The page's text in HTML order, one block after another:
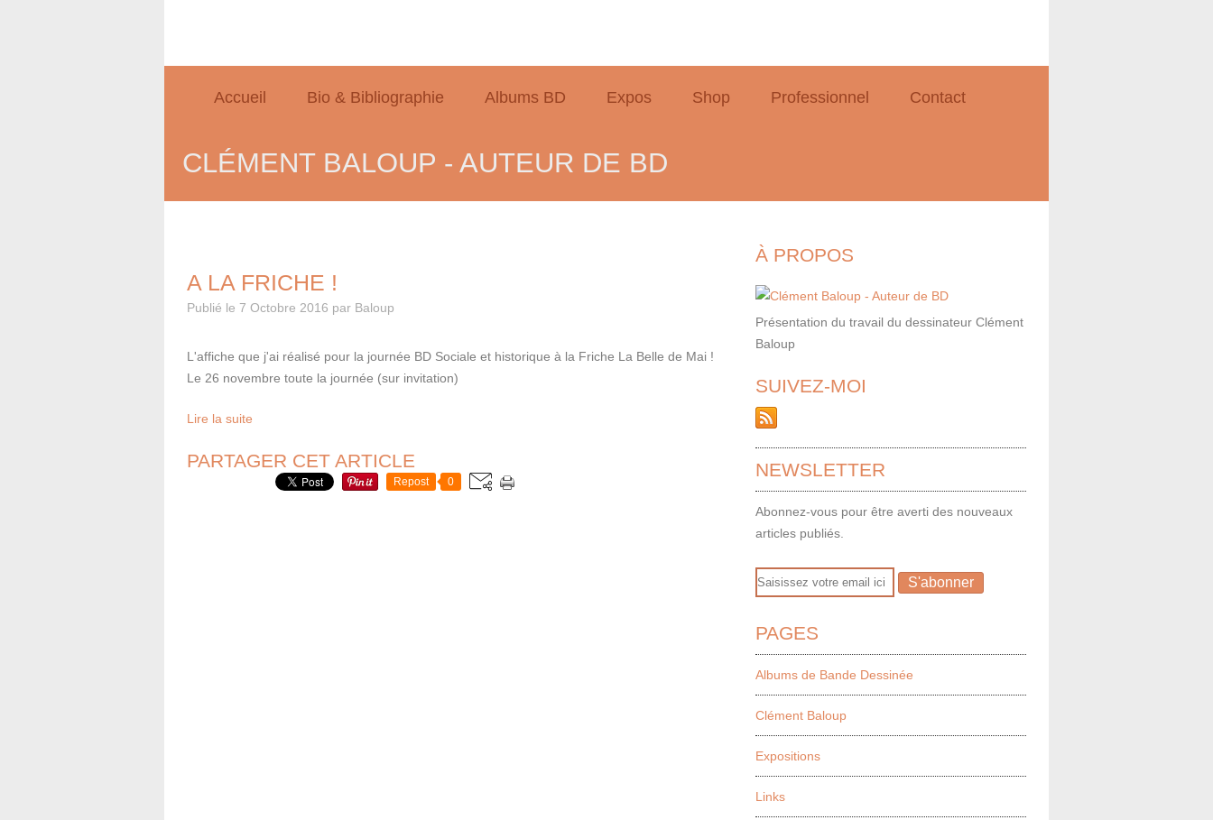
Accueil Bio & Bibliographie Albums BD Expos Shop Professionnel Contact
CLÉMENT BALOUP - AUTEUR DE BD
A LA FRICHE !
Publié le 7 Octobre 2016 par Baloup
L'affiche que j'ai réalisé pour la journée BD Sociale et historique à la Friche La Belle de Mai !
Le 26 novembre toute la journée (sur invitation)
Lire la suite
PARTAGER CET ARTICLE
Repost 0
À PROPOS
Présentation du travail du dessinateur Clément
Baloup
SUIVEZ-MOI
NEWSLETTER
Abonnez-vous pour être averti des nouveaux
articles publiés.
Email
PAGES
Albums de Bande Dessinée
Clément Baloup
Expositions
Links